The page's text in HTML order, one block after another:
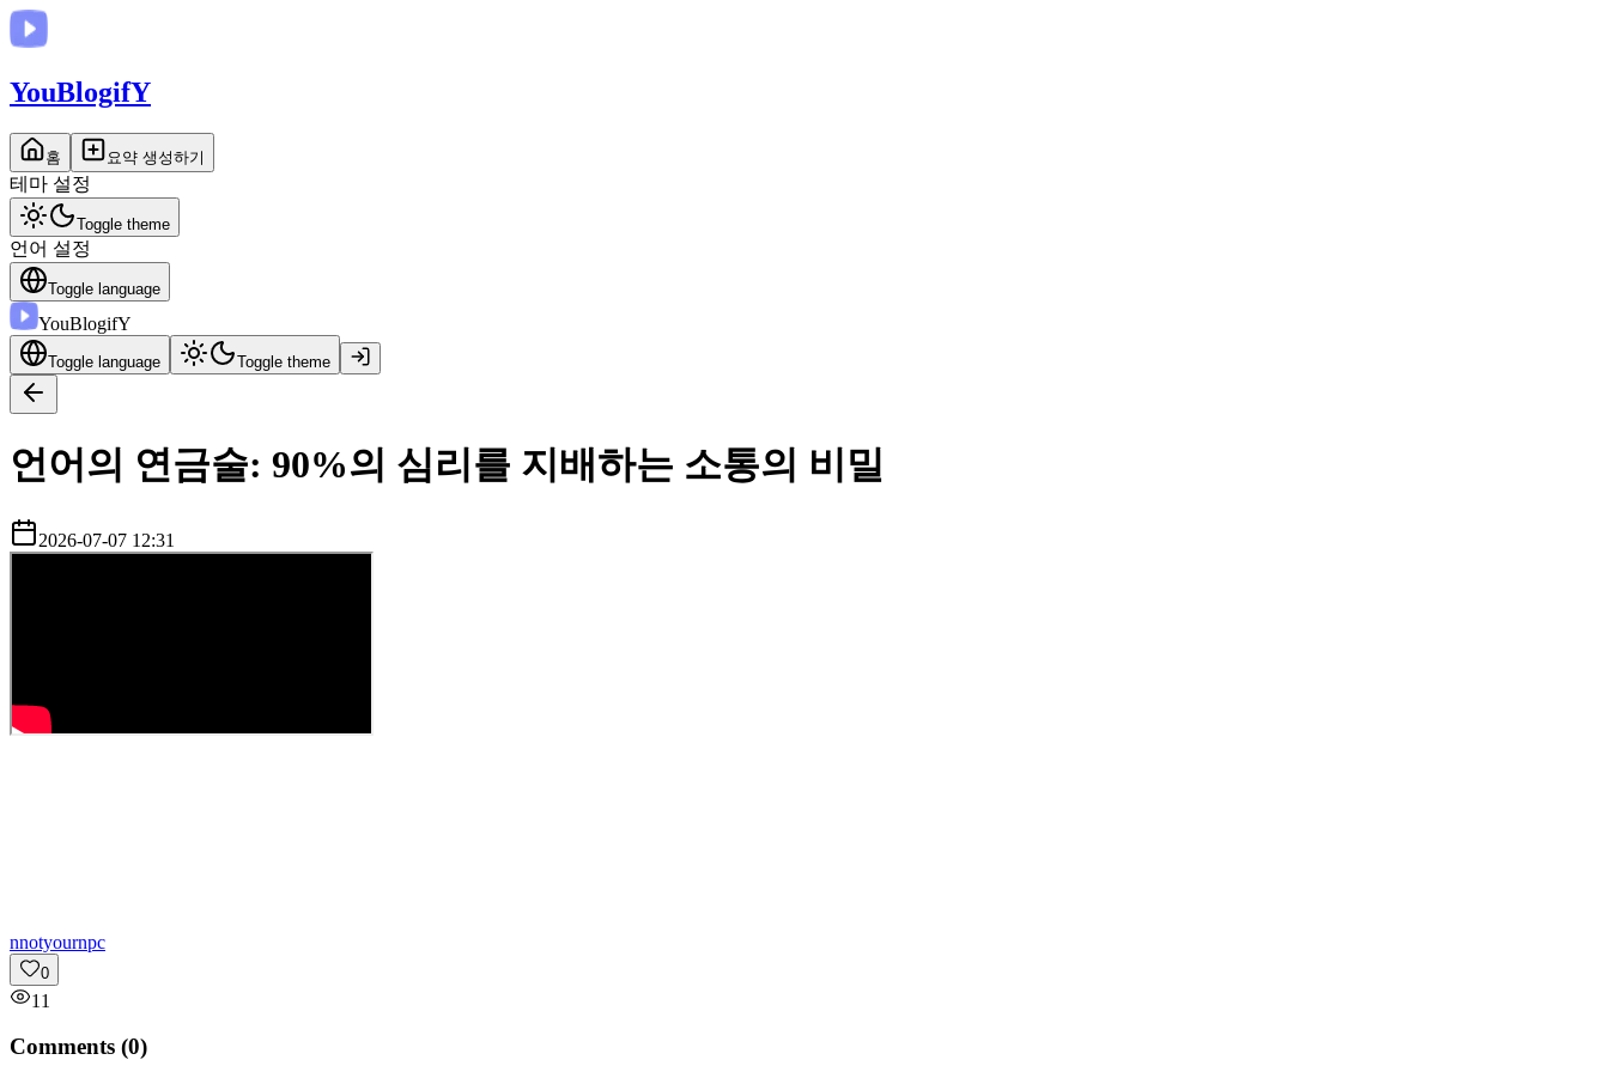
YouBlogifY
홈 요약 생성하기
테마 설정
Toggle theme
언어 설정
Toggle language
YouBlogifY
Toggle language Toggle theme
언어의 연금술: 90%의 심리를 지배하는 소통의 비밀
2026-07-07 12:31
nnotyournpc
0
11
Comments (0)